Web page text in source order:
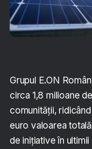
Grupul E.ON
circa 1,8 milioane
comunității,
euro valoarea
de inițiative în